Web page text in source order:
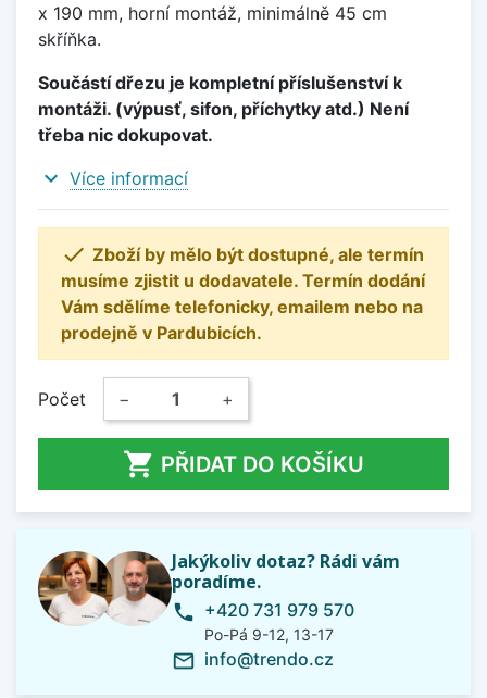
x 190 mm, horní montáž, minimálně 45 cm
skříňka.
Součástí dřezu je kompletní příslušenství k
montáži. (výpusť, sifon, příchytky atd.) Není
třeba nic dokupovat.
expand_more Více informací
 Zboží by mělo být dostupné, ale termín
musíme zjistit u dodavatele. Termín dodání
Vám sdělíme telefonicky, emailem nebo na
prodejně v Pardubicích.
Počet − +
 PŘIDAT DO KOŠÍKU
Jakýkoliv dotaz? Rádi vám
poradíme.
phone +420 731 979 570
Po-Pá 9-12, 13-17
mail_outline info@trendo.cz